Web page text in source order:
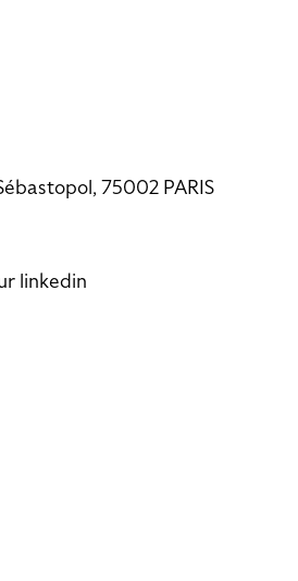
75002 PARIS
linkedin